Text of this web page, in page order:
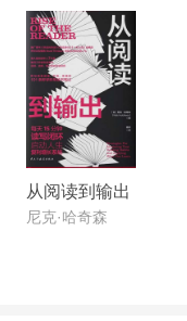
从阅读到输出
尼克·哈奇森